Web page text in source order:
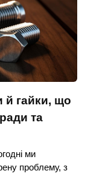
й гайки, що
та
ми
проблему, з